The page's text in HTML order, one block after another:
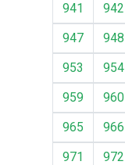
941
942
947
948
953
954
959
960
965
966
971
972